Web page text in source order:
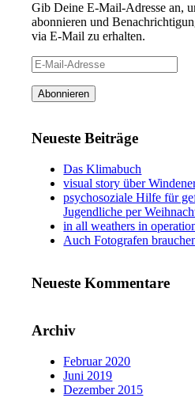
Gib Deine E-Mail-Adresse an,
abonnieren und
via E-Mail zu erhalten.
E-
Mail-
Adresse
Abonnieren
Neueste Beiträge
Das Klimabuch
visual story über
psychosoziale Hilfe für
Jugendliche per
in all weathers in
Auch Fotografen
Neueste Kommentare
Archiv
Februar 2020
Juni 2019
Dezember 2015